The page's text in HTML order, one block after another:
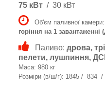
75 кВт / 30 кВт
Об'єм паливної
горіння на 1 завантаженні
Паливо: дрова,
пелети, лушпиння,
Маса: 980 кг
Розміри (в/ш/г): 1845 / 834